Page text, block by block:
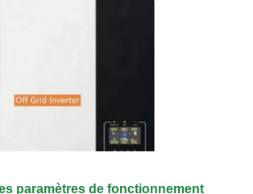
paramètres de fonctionnement